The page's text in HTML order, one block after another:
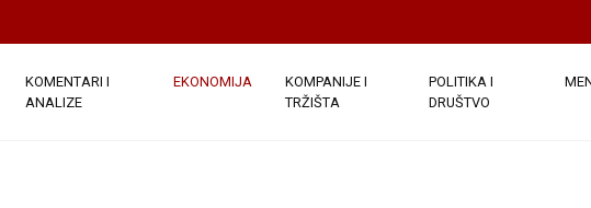
KOMENTARI I
ANALIZE
EKONOMIJA
KOMPANIJE I
TRŽIŠTA
POLITIKA I
DRUŠTVO